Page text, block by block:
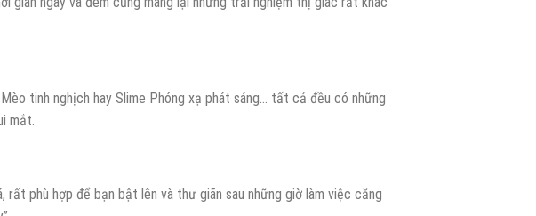
tinh nghịch hay Slime Phóng xạ phát sáng… tất cả đều có những
mắt.
rất phù hợp để bạn bật lên và thư giãn sau những giờ làm việc căng